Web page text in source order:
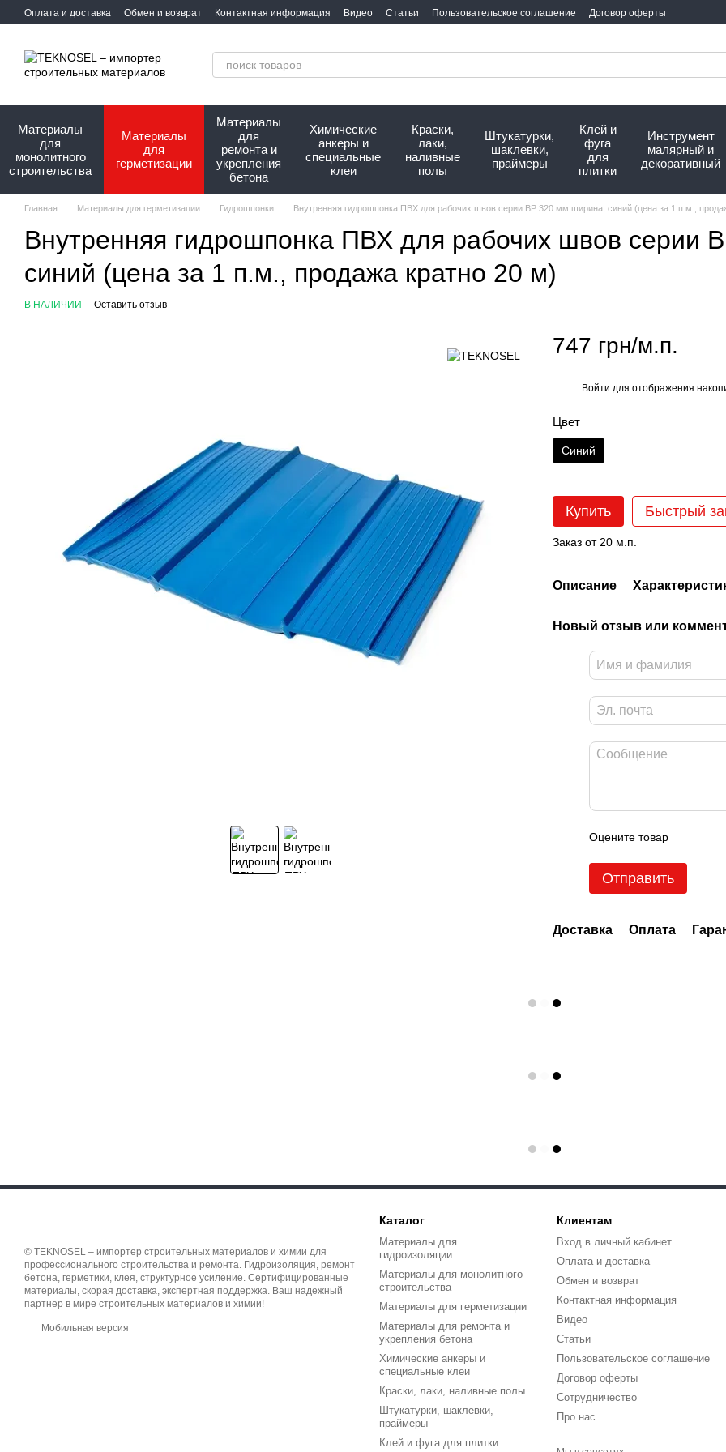
Перейти к основному контенту
Оплата и доставка Обмен и возврат Контактная информация Видео Статьи Пользовательское соглашение
Договор оферты
Материалы
для
монолитного
строительства
Материалы
для
герметизации
Материалы
для
ремонта и
укрепления
бетона
Химические
анкеры и
специальные
клеи
Краски,
лаки,
наливные
полы
Штукатурки,
шаклевки,
праймеры
Клей и
фуга
для
плитки
Инструмент
малярный и
декоративный
Главная Материалы для герметизации Гидрошпонки Внутренняя гидрошпонка ПВХ для рабочих швов серии ВР 320 мм ширина, синий (цена за 1 п.м.,
Внутренняя гидрошпонка ПВХ для рабочих швов серии
синий (цена за 1 п.м., продажа кратно 20 м)
В НАЛИЧИИ Оставить отзыв
747 грн/м.п.
Войти для отображения
Цвет
Синий
Купить Быстрый
Заказ от 20 м.п.
Описание
Новый отзыв или
Оцените товар
Отправить
Доставка Оплата
© TEKNOSEL – импортер строительных материалов и химии для
профессионального строительства и ремонта. Гидроизоляция, ремонт
бетона, герметики, клея, структурное усиление. Сертифицированные
материалы, скорая доставка, экспертная поддержка. Ваш надежный
партнер в мире строительных материалов и химии!
Мобильная версия
Каталог
Материалы для
гидроизоляции
Материалы для монолитного
строительства
Материалы для герметизации
Материалы для ремонта и
укрепления бетона
Химические анкеры и
специальные клеи
Краски, лаки, наливные полы
Штукатурки, шаклевки,
праймеры
Клей и фуга для плитки
Клиентам
Вход в личный кабинет
Оплата и доставка
Обмен и возврат
Контактная информация
Видео
Статьи
Пользовательское соглашение
Договор оферты
Сотрудничество
Про нас